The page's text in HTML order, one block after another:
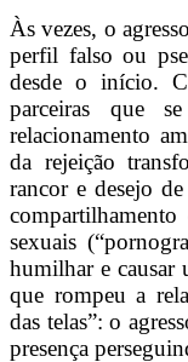
Às vezes, o
perfil falso ou
desde o início.
parceiras que
relacionamento
da rejeição
rancor e desejo
sexuais
humilhar e causar
que rompeu a
das telas”: o
presença